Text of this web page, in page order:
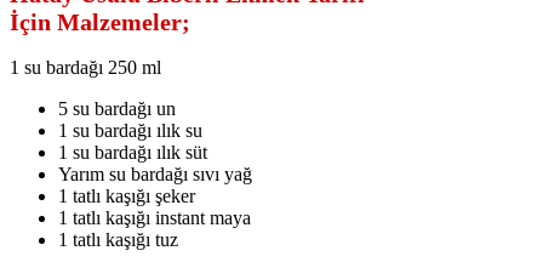
İçin Malzemeler;
1 su bardağı 250 ml
5 su bardağı un
1 su bardağı ılık su
1 su bardağı ılık süt
Yarım su bardağı sıvı yağ
1 tatlı kaşığı şeker
1 tatlı kaşığı instant maya
1 tatlı kaşığı tuz